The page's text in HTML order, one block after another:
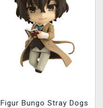
Figur Bungo Stray Dogs